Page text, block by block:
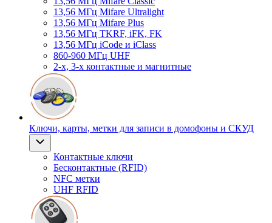
13,56 МГц Mifare Ultralight
13,56 МГц Mifare Plus
13,56 МГц TKRF, iFK, FK
13,56 МГц iCode и iClass
860-960 МГц UHF
2-х, 3-х контактные и магнитные
Ключи, карты, метки для записи в домофоны и СКУД
Контактные ключи
Бесконтактные (RFID)
NFC метки
UHF RFID